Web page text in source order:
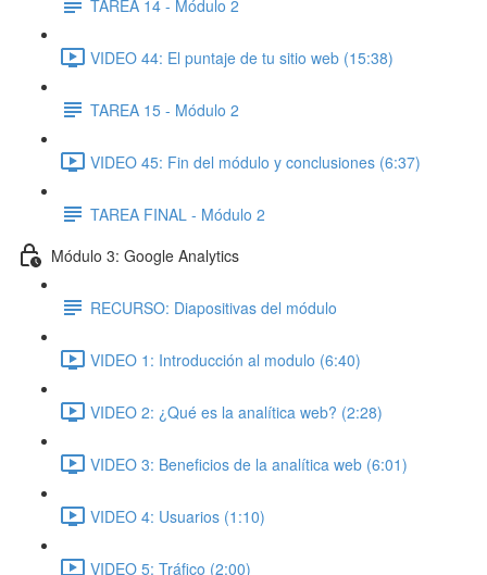
TAREA 14 - Módulo 2
VIDEO 44: El puntaje de tu sitio web (15:38)
TAREA 15 - Módulo 2
VIDEO 45: Fin del módulo y conclusiones (6:37)
TAREA FINAL - Módulo 2
Módulo 3: Google Analytics
RECURSO: Diapositivas del módulo
VIDEO 1: Introducción al modulo (6:40)
VIDEO 2: ¿Qué es la analítica web? (2:28)
VIDEO 3: Beneficios de la analítica web (6:01)
VIDEO 4: Usuarios (1:10)
VIDEO 5: Tráfico (2:00)